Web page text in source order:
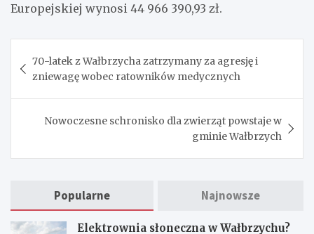
Europejskiej wynosi 44 966 390,93 zł.
wpisu
70-latek z Wałbrzycha zatrzymany za agresję i
zniewagę wobec ratowników medycznych
Nowoczesne schronisko dla zwierząt powstaje w
gminie Wałbrzych
Popularne Najnowsze
Elektrownia słoneczna w Wałbrzychu?